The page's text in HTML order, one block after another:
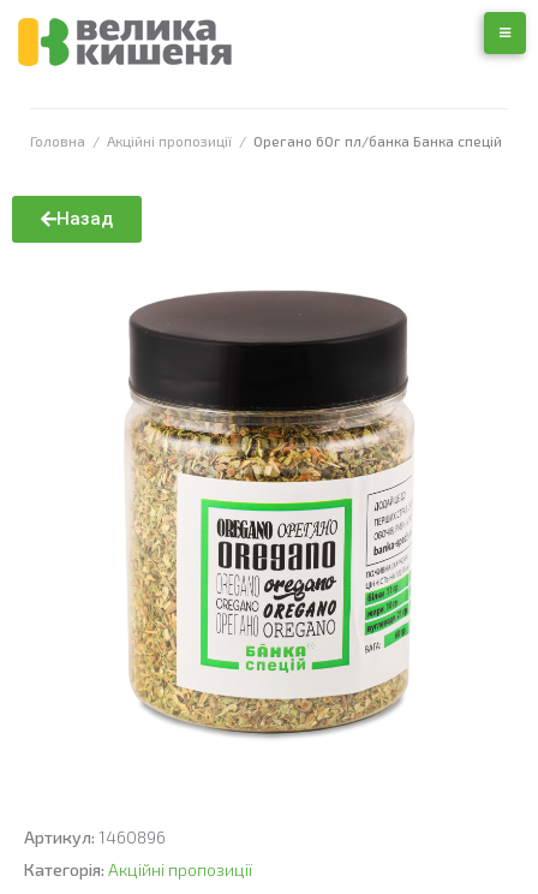
Головна / Акційні пропозиції / Орегано 60г пл/банка Банка спецій
Назад
Артикул: 1460896
Категорія: Акційні пропозиції